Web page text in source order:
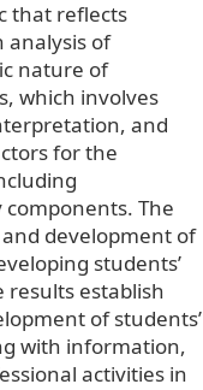
that reflects
analysis of
nature of
which involves
and
for the
The
development of
students’
establish
of students’
with information,
activities in